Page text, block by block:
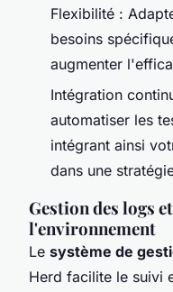
Flexibilité :
besoins
augmenter
Intégration
automatiser les
intégrant ainsi
dans une
Gestion des logs
l'environnement
Le système de
Herd facilite le suivi